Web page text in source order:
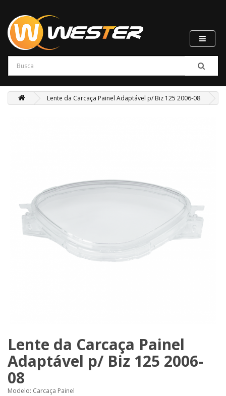
Lente da Carcaça Painel Adaptável p/ Biz 125 2006-08
Lente da Carcaça Painel
Adaptável p/ Biz 125 2006-
08
Modelo: Carcaça Painel